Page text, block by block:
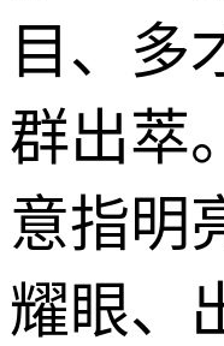
目、多
群出萃
意指明
耀眼、